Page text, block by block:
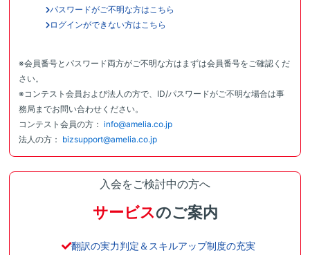
パスワードがご不明な方はこちら
ログインができない方はこちら
※会員番号とパスワード両方がご不明な方はまずは会員番号をご確認くだ
さい。
※コンテスト会員および法人の方で、ID/パスワードがご不明な場合は事
務局までお問い合わせください。
コンテスト会員の方： info@amelia.co.jp
法人の方： bizsupport@amelia.co.jp
入会をご検討中の方へ
サービスのご案内
翻訳の実力判定＆スキルアップ制度の充実